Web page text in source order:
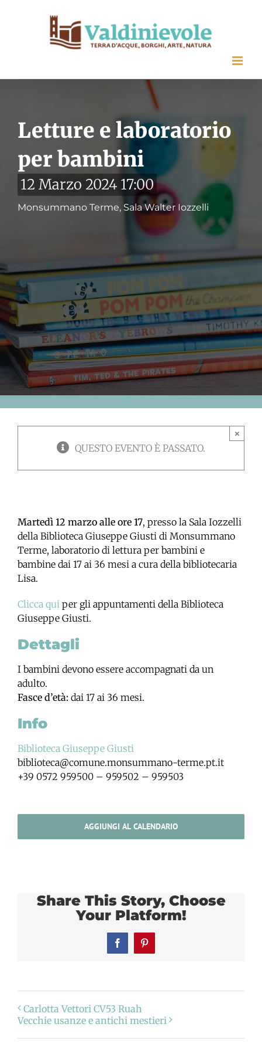
Letture e laboratorio
per bambini
12 Marzo 2024 17:00
Monsummano Terme, Sala Walter Iozzelli
QUESTO EVENTO È PASSATO.
×
Martedì 12 marzo alle ore 17, presso la Sala Iozzelli
della Biblioteca Giuseppe Giusti di Monsummano
Terme, laboratorio di lettura per bambini e
bambine dai 17 ai 36 mesi a cura della bibliotecaria
Lisa.
Clicca qui per gli appuntamenti della Biblioteca
Giuseppe Giusti.
Dettagli
I bambini devono essere accompagnati da un
adulto.
Fasce d’età: dai 17 ai 36 mesi.
Info
Biblioteca Giuseppe Giusti
biblioteca@comune.monsummano-terme.pt.it
+39 0572 959500 – 959502 – 959503
AGGIUNGI AL CALENDARIO
Share This Story, Choose
Your Platform!
FacebookPinterest
Carlotta Vettori CV53 Ruah
Vecchie usanze e antichi mestieri